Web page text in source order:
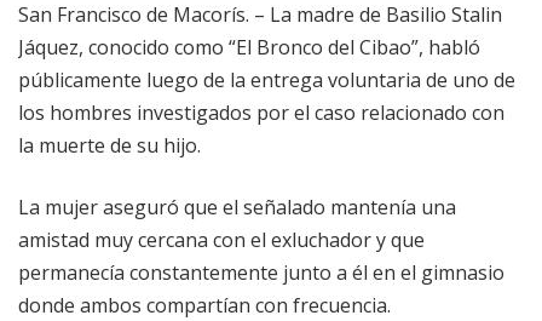
San Francisco de Macorís. – La madre de Basilio Stalin
Jáquez, conocido como “El Bronco del Cibao”, habló
públicamente luego de la entrega voluntaria de uno de
los hombres investigados por el caso relacionado con
la muerte de su hijo.
La mujer aseguró que el señalado mantenía una
amistad muy cercana con el exluchador y que
permanecía constantemente junto a él en el gimnasio
donde ambos compartían con frecuencia.